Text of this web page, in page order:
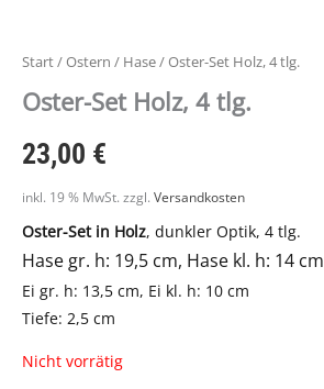
Start/Ostern / Hase/ Oster-Set Holz, 4 tlg.
Oster-Set Holz, 4 tlg.
23,00 €
inkl. 19 % MwSt. zzgl. Versandkosten
Oster-Set in Holz, dunkler Optik, 4 tlg.
Hase gr. h: 19,5 cm, Hase kl. h: 14 cm
Ei gr. h: 13,5 cm, Ei kl. h: 10 cm
Tiefe: 2,5 cm
Nicht vorrätig